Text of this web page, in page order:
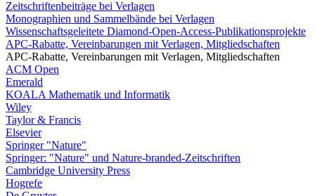
Zeitschriftenbeiträge bei Verlagen
Monographien und Sammelbände bei Verlagen
Wissenschaftsgeleitete Diamond-Open-Access-Publikationsprojekte
APC-Rabatte, Vereinbarungen mit Verlagen, Mitgliedschaften
APC-Rabatte, Vereinbarungen mit Verlagen, Mitgliedschaften
ACM Open
Emerald
KOALA Mathematik und Informatik
Wiley
Taylor & Francis
Elsevier
Springer "Nature"
Springer: "Nature" und Nature-branded-Zeitschriften
Cambridge University Press
Hogrefe